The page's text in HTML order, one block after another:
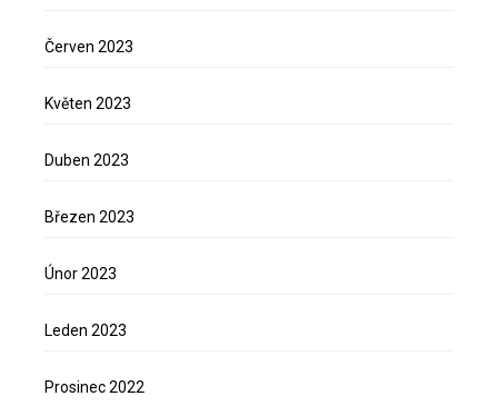
Červen 2023
Květen 2023
Duben 2023
Březen 2023
Únor 2023
Leden 2023
Prosinec 2022